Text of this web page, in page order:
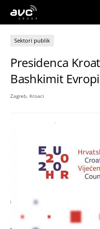
AVC
Sektori publik
Presidenca
Bashkimit
Zagreb, Kroaci